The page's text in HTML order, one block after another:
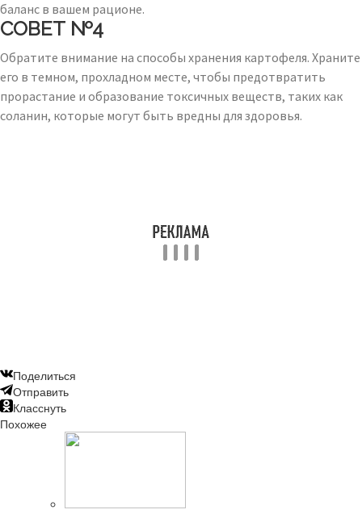
баланс в вашем рационе.
СОВЕТ №4
Обратите внимание на способы хранения картофеля. Храните
его в темном, прохладном месте, чтобы предотвратить
прорастание и образование токсичных веществ, таких как
соланин, которые могут быть вредны для здоровья.
Поделиться
Отправить
Класснуть
Похожее